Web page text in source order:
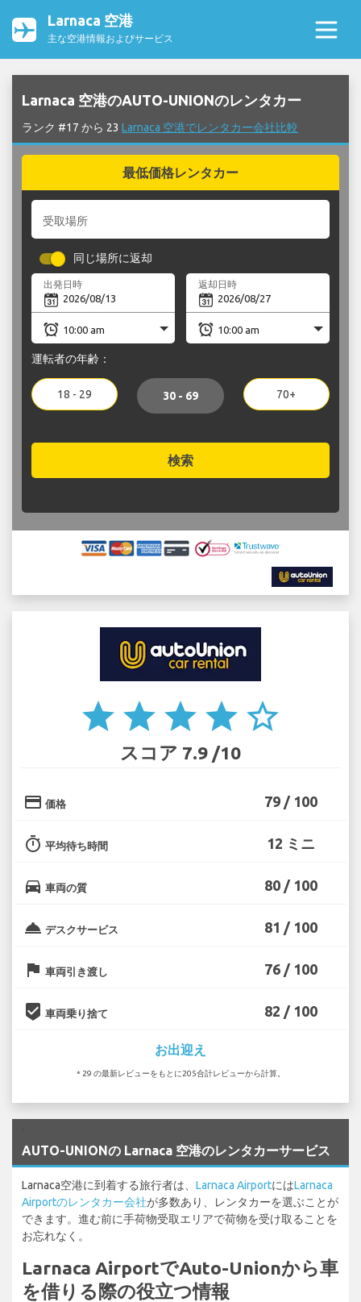
Larnaca 空港
主な空港情報およびサービス
Larnaca 空港のAUTO-UNIONのレンタカー
ランク #17 から 23 Larnaca 空港でレンタカー会社比較
最低価格レンタカー
受取場所
同じ場所に返却
出発日時 返却日時
運転者の年齢：
18 - 29 30 - 69 70+
検索
star star star star star_border
スコア 7.9 /10
credit_card 価格 79 / 100
timer 平均待ち時間 12 ミニ
directions_car 車両の質 80 / 100
room_service デスクサービス 81 / 100
flag 車両引き渡し 76 / 100
beenhere 車両乗り捨て 82 / 100
お出迎え
* 29 の最新レビューをもとに205合計レビューから計算。
AUTO-UNIONの Larnaca 空港のレンタカーサービス
Larnaca空港に到着する旅行者は、 Larnaca AirportにはLarnaca
Airportのレンタカー会社が多数あり、レンタカーを選ぶことが
できます。進む前に手荷物受取エリアで荷物を受け取ることを
お忘れなく。
Larnaca AirportでAuto-Unionから車
を借りる際の役立つ情報